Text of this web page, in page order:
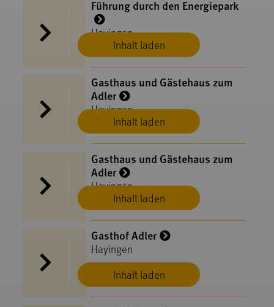
Inhalt laden
Führung durch den Energiepark
Hayingen
Inhalt laden
Gasthaus und Gästehaus zum
Adler
Hayingen
Inhalt laden
Gasthaus und Gästehaus zum
Adler
Hayingen
Inhalt laden
Gasthof Adler
Hayingen